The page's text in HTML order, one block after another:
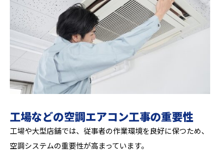
工場などの空調エアコン工事の重要性
工場や大型店舗では、従事者の作業環境を良好に保つため、
空調システムの重要性が高まっています。